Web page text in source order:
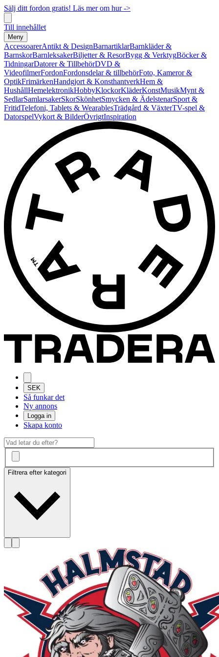
Sälj ditt fordon gratis! Läs mer om hur ->
Till innehållet
Meny
AccessoarerAntikt & DesignBarnartiklarBarnkläder &
BarnskorBarnleksakerBiljetter & ResorBygg & VerktygBöcker &
TidningarDatorer & TillbehörDVD &
VideofilmerFordonFordonsdelar & tillbehörFoto, Kameror &
OptikFrimärkenHandgjort & KonsthantverkHem &
HushållHemelektronikHobbyKlockorKläderKonstMusikMynt &
SedlarSamlarsakerSkorSkönhetSmycken & ÄdelstenarSport &
FritidTelefoni, Tablets & WearablesTrädgård & VäxterTV-spel &
DatorspelVykort & BilderÖvrigtInspiration
SEK
Så funkar det
Ny annons
Logga in
Skapa konto
Filtrera efter kategori